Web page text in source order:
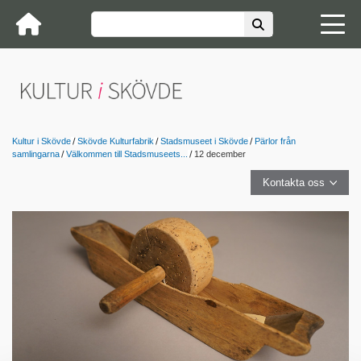
Kultur i Skövde Skövde Kulturfabrik Stadsmuseet i Skövde
Pärlor från
samlingarna
Välkommen till Stadsmuseets... 12 december
Kontakta oss